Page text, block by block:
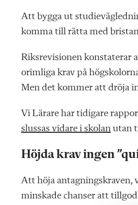
Att bygga ut
komma till rätta med
Riksrevisionen konstaterar
orimliga krav på
Men det kommer att dröja
Vi Lärare har tidigare
slussas vidare i skolan utan
Höjda krav ingen
Att höja antagningskraven,
minskade chanser att